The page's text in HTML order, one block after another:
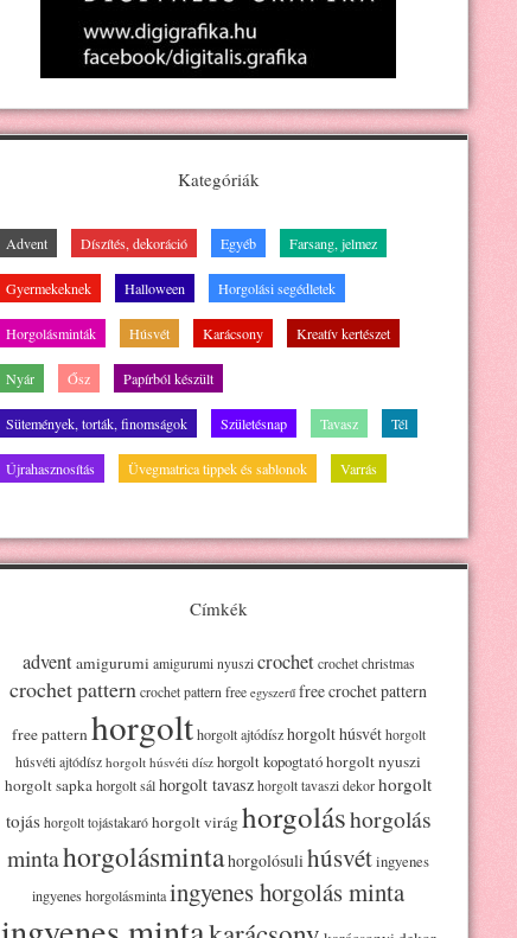
Kategóriák
Advent Díszítés, dekoráció Egyéb Farsang, jelmez
Gyermekeknek Halloween Horgolási segédletek
Horgolásminták Húsvét Karácsony Kreatív kertészet
Nyár Ősz Papírból készült
Sütemények, torták, finomságok Születésnap Tavasz Tél
Újrahasznosítás Üvegmatrica tippek és sablonok Varrás
Címkék
adventamigurumi amigurumi nyuszi crochet crochet christmas
crochet pattern crochet pattern free egyszerű free crochet pattern
free patternhorgolt horgolt ajtódísz horgolt húsvét horgolt
húsvéti ajtódísz horgolt húsvéti dísz horgolt kopogtatóhorgolt nyuszi
horgolt sapkahorgolt sálhorgolt tavasz horgolt tavaszi dekor horgolt
tojás horgolt tojástakaró horgolt virághorgoláshorgolás
mintahorgolásmintahorgolósulihúsvétingyenes
ingyenes horgolásmintaingyenes horgolás minta